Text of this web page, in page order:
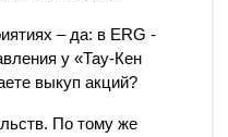
– да: в ERG -
у «Тау-Кен
выкуп акций?
По тому же